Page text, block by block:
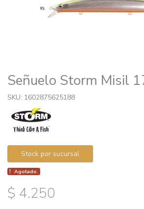
Señuelo Storm Misil
SKU: 1602875625188
Stock por sucursal
Agotado.
$ 4.250